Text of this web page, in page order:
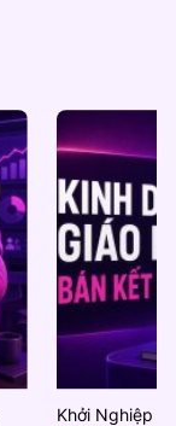
Khởi Nghiệp